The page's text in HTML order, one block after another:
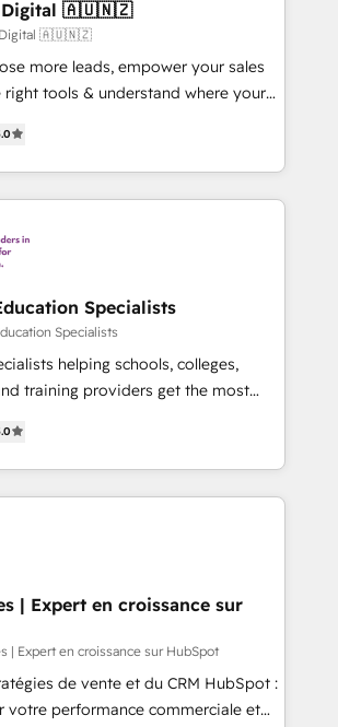
throughout the entire customer
stronger, longer lasting
their customers. That's where the
comes from - we're
part of the customer journey and
to a relationship than a good first
that get them results and
the relationships they build in the
Digital 🇦🇺🇳🇿
Digital 🇦🇺🇳🇿
more leads, empower your sales
tools & understand where your
from. We're not just
We generate leads
ads). We help you close
HubSpot websites
pipelines, standardised processes
Accurate reports &
to make better business &
Leadership can finally trust the
you or coach you to do it yourself.
Hire, Penrith Solar, Boston Scientific,
Specialists
Specialists
helping schools, colleges,
training providers get the most
partner for the education
over 200 organisations across 24
team combines 130+ years of
with deep HubSpot expertise
processes, improve
build sustainable systems that
We understand
recruitment, marketing, and
because many of our team have
roles. This means we design
that reflect the way your
| Expert en croissance sur
| Expert en croissance sur HubSpot
de vente et du CRM HubSpot :
votre performance commerciale et